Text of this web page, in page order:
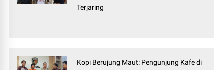
Terjaring
Kopi Berujung Maut: Pengunjung Kafe di